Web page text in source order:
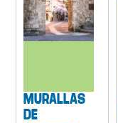
MURALLAS
DE